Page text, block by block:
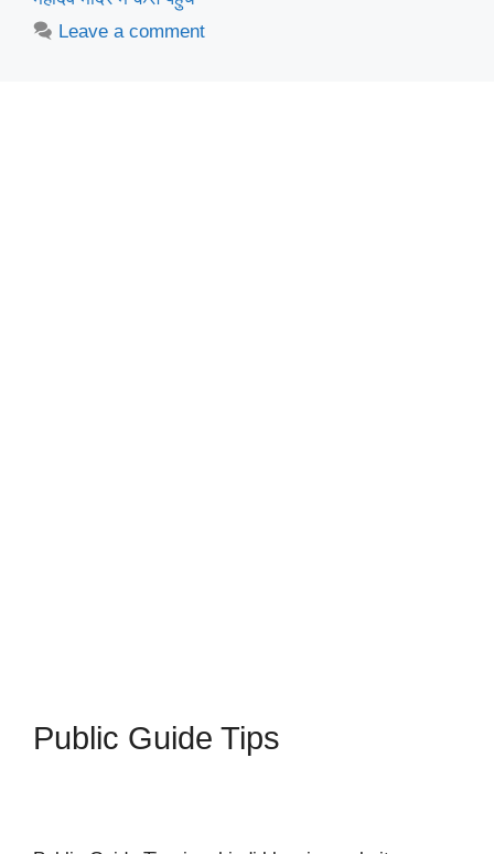
Leave a comment
Public Guide Tips